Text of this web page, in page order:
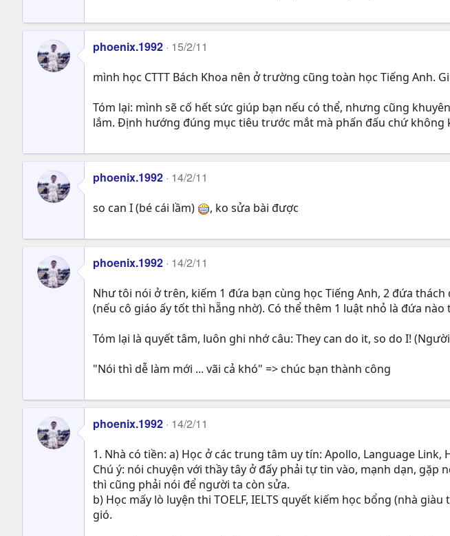
phoenix.1992 15/2/11
mình học CTTT Bách Khoa nên ở trường cũng toàn học Tiếng Anh.
Tóm lại: mình sẽ cố hết sức giúp bạn nếu có thể, nhưng cũng
lắm. Định hướng đúng mục tiêu trước mắt mà phấn đấu chứ
phoenix.1992 14/2/11
so can I (bé cái lầm) , ko sửa bài được
phoenix.1992 14/2/11
Như tôi nói ở trên, kiếm 1 đứa bạn cùng học Tiếng Anh, 2 đứa
(nếu cô giáo ấy tốt thì hẵng nhờ). Có thể thêm 1 luật nhỏ là đứa
Tóm lại là quyết tâm, luôn ghi nhớ câu: They can do it, so do I!
"Nói thì dễ làm mới ... vãi cả khó" => chúc bạn thành công
phoenix.1992 14/2/11
1. Nhà có tiền: a) Học ở các trung tâm uy tín: Apollo, Language Link,
Chú ý: nói chuyện với thầy tây ở đấy phải tự tin vào, mạnh dạn, gặp
thì cũng phải nói để người ta còn sửa.
b) Học mấy lò luyện thi TOELF, IELTS quyết kiếm học bổng (nhà
gió.